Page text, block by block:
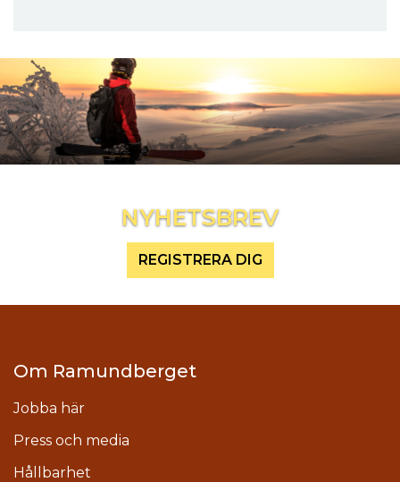
NYHETSBREV
REGISTRERA DIG
Om Ramundberget
Jobba här
Press och media
Hållbarhet